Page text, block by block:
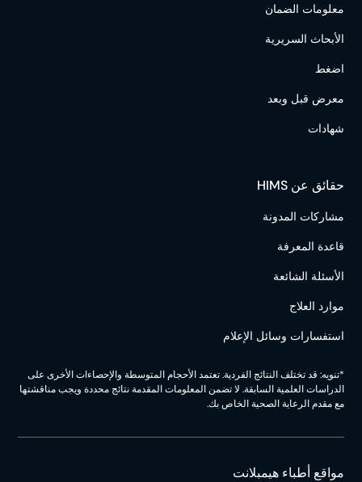
معلومات الضمان
الأبحاث السريرية
اضغط
معرض قبل وبعد
شهادات
حقائق عن HIMS
مشاركات المدونة
قاعدة المعرفة
الأسئلة الشائعة
موارد العلاج
استفسارات وسائل الإعلام
*تنويه: قد تختلف النتائج الفردية. تعتمد الأحجام المتوسطة والإحصاءات الأخرى على
الدراسات العلمية السابقة. لا تضمن المعلومات المقدمة نتائج محددة ويجب مناقشتها
مع مقدم الرعاية الصحية الخاص بك.
مواقع أطباء هيمبلانت